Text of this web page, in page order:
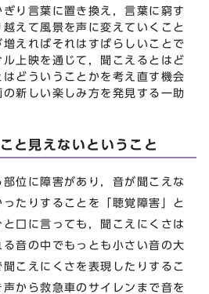
り言葉に置き換え，言葉に窮す
えて風景を声に変えていくこと
えればそれはすばらしいことで
上映を通じて，聞こえるとはど
どういうことかを考え直す機会
新しい楽しみ方を発見する一助
と見えないということ
位に障害があり，音が聞こえな
たりすることを「聴覚障害」と
口に言っても，聞こえにくさは
音の中でもっとも小さい音の大
こえにくさを表現したりするこ
から救急車のサイレンまで音を